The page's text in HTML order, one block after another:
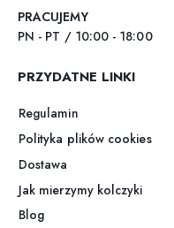
PRACUJEMY
PN - PT / 10:00 - 18:00
PRZYDATNE LINKI
Regulamin
Polityka plików cookies
Dostawa
Jak mierzymy kolczyki
Blog